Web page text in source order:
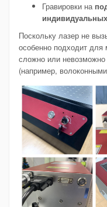
Гравировки на
Поскольку лазер не
особенно подходит для
сложно или невозможно
(например,